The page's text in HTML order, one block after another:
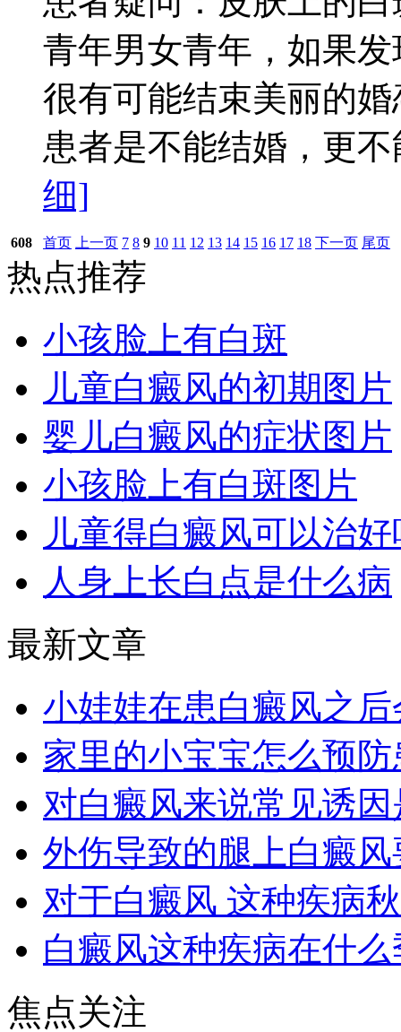
青年男女青年，如果
很有可能结束美丽的
患者是不能结婚，更
细]
608 首页 上一页 7 8 9 10 11 12 13 14 15 16 17 18 下一页 尾页
热点推荐
小孩脸上有白斑
儿童白癜风的初期图片
婴儿白癜风的症状图片
小孩脸上有白斑图片
儿童得白癜风可以治好
人身上长白点是什么病
最新文章
小娃娃在患白癜风之
家里的小宝宝怎么预
对白癜风来说常见诱
外伤导致的腿上白癜
对于白癜风 这种疾病
白癜风这种疾病在什
焦点关注